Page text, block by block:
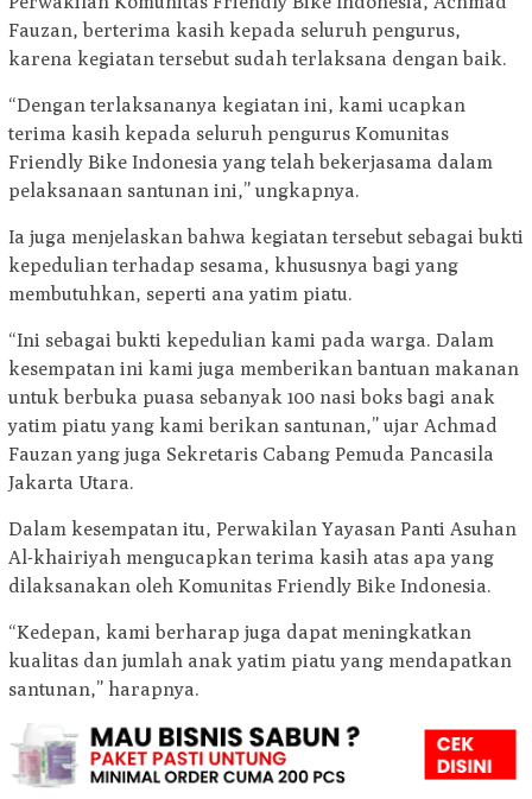
Fauzan, berterima kasih kepada seluruh pengurus,
karena kegiatan tersebut sudah terlaksana dengan baik.
“Dengan terlaksananya kegiatan ini, kami ucapkan
terima kasih kepada seluruh pengurus Komunitas
Friendly Bike Indonesia yang telah bekerjasama dalam
pelaksanaan santunan ini,” ungkapnya.
Ia juga menjelaskan bahwa kegiatan tersebut sebagai bukti
kepedulian terhadap sesama, khususnya bagi yang
membutuhkan, seperti ana yatim piatu.
“Ini sebagai bukti kepedulian kami pada warga. Dalam
kesempatan ini kami juga memberikan bantuan makanan
untuk berbuka puasa sebanyak 100 nasi boks bagi anak
yatim piatu yang kami berikan santunan,” ujar Achmad
Fauzan yang juga Sekretaris Cabang Pemuda Pancasila
Jakarta Utara.
Dalam kesempatan itu, Perwakilan Yayasan Panti Asuhan
Al-khairiyah mengucapkan terima kasih atas apa yang
dilaksanakan oleh Komunitas Friendly Bike Indonesia.
“Kedepan, kami berharap juga dapat meningkatkan
kualitas dan jumlah anak yatim piatu yang mendapatkan
santunan,” harapnya.